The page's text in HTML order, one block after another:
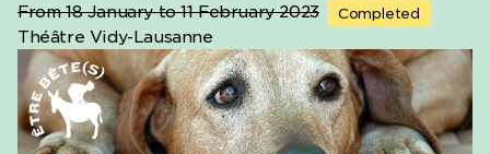
From 18 January to 11 February 2023 Completed
Théâtre Vidy-Lausanne